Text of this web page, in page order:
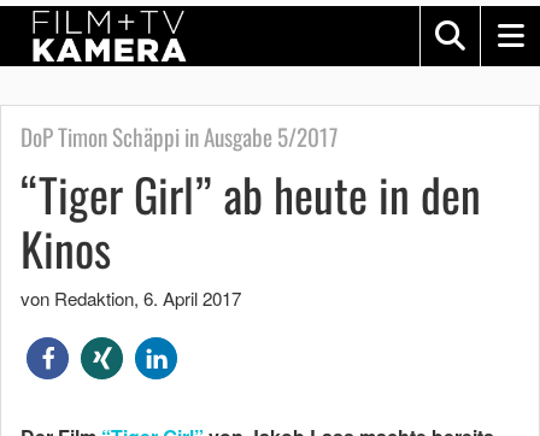
DoP Timon Schäppi in Ausgabe 5/2017
“Tiger Girl” ab heute in den
Kinos
von Redaktion, 6. April 2017